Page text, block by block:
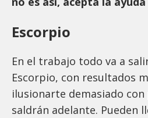
Escorpio
En el trabajo todo va a
Escorpio, con resultados
ilusionarte demasiado
saldrán adelante. Pueden